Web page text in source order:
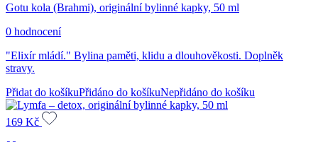
Gotu kola (Brahmi), originální bylinné kapky, 50 ml
0 hodnocení
"Elixír mládí." Bylina paměti, klidu a dlouhověkosti. Doplněk
stravy.
Přidat do košíkuPřidáno do košíkuNepřidáno do košíku
169 Kč